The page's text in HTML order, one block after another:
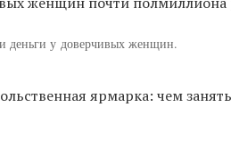
деньги у доверчивых женщин.
ярмарка: чем